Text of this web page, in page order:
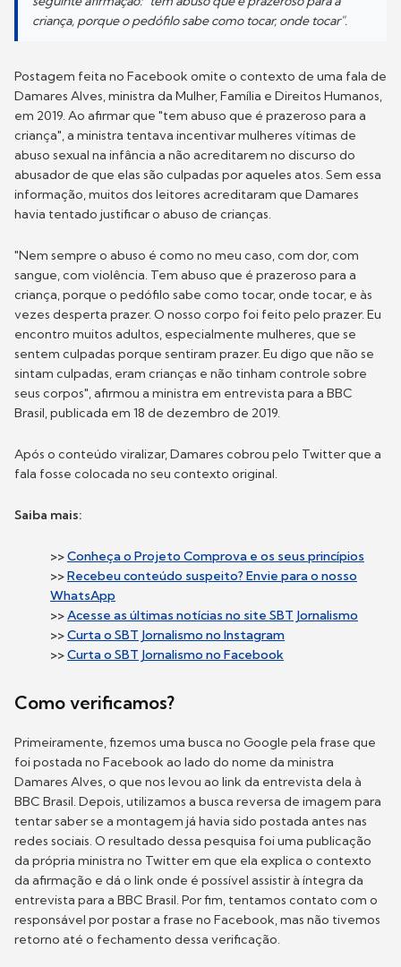
criança, porque o pedófilo sabe como tocar, onde tocar".
Postagem feita no Facebook omite o contexto de uma fala de
Damares Alves, ministra da Mulher, Família e Direitos Humanos,
em 2019. Ao afirmar que "tem abuso que é prazeroso para a
criança", a ministra tentava incentivar mulheres vítimas de
abuso sexual na infância a não acreditarem no discurso do
abusador de que elas são culpadas por aqueles atos. Sem essa
informação, muitos dos leitores acreditaram que Damares
havia tentado justificar o abuso de crianças.
"Nem sempre o abuso é como no meu caso, com dor, com
sangue, com violência. Tem abuso que é prazeroso para a
criança, porque o pedófilo sabe como tocar, onde tocar, e às
vezes desperta prazer. O nosso corpo foi feito pelo prazer. Eu
encontro muitos adultos, especialmente mulheres, que se
sentem culpadas porque sentiram prazer. Eu digo que não se
sintam culpadas, eram crianças e não tinham controle sobre
seus corpos", afirmou a ministra em entrevista para a BBC
Brasil, publicada em 18 de dezembro de 2019.
Após o conteúdo viralizar, Damares cobrou pelo Twitter que a
fala fosse colocada no seu contexto original.
Saiba mais:
>>Conheça o Projeto Comprova e os seus princípios
>>Recebeu conteúdo suspeito? Envie para o nosso
WhatsApp
>>Acesse as últimas notícias no site SBT Jornalismo
>>Curta o SBT Jornalismo no Instagram
>>Curta o SBT Jornalismo no Facebook
Como verificamos?
Primeiramente, fizemos uma busca no Google pela frase que
foi postada no Facebook ao lado do nome da ministra
Damares Alves, o que nos levou ao link da entrevista dela à
BBC Brasil. Depois, utilizamos a busca reversa de imagem para
tentar saber se a montagem já havia sido postada antes nas
redes sociais. O resultado dessa pesquisa foi uma publicação
da própria ministra no Twitter em que ela explica o contexto
da afirmação e dá o link onde é possível assistir à íntegra da
entrevista para a BBC Brasil. Por fim, tentamos contato com o
responsável por postar a frase no Facebook, mas não tivemos
retorno até o fechamento dessa verificação.